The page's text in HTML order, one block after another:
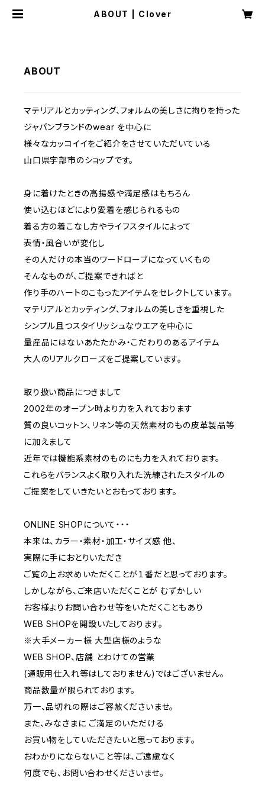
ABOUT | Clover
ABOUT
マテリアルとカッティング、フォルムの美しさに拘りを持った
ジャパンブランドのwear を中心に
様々なカッコイイをご紹介をさせていただいている
山口県宇部市のショップです。
身に着けたときの高揚感や満足感はもちろん
使い込むほどにより愛着を感じられるもの
着る方の着こなし方やライフスタイルによって
表情・風合いが変化し
その人だけの本当のワードローブになっていくもの
そんなものが、ご提案できればと
作り手のハートのこもったアイテムをセレクトしています。
マテリアルとカッティング、フォルムの美しさを重視した
シンプル且つスタイリッシュなウエアを中心に
量産品にはないあたたかみ・こだわりのあるアイテム
大人のリアルクローズをご提案しています。
取り扱い商品につきまして
2002年のオープン時より力を入れております
質の良いコットン、リネン等の天然素材のもの皮革製品等
に加えまして
近年では機能系素材のものにも力を入れております。
これらをバランスよく取り入れた洗練されたスタイルの
ご提案をしていきたいとおもっております。
ONLINE SHOPについて・・・
本来は、カラー・素材・加工・サイズ感 他、
実際に手におとりいただき
ご覧の上お求めいただくことが１番だと思っております。
しかしながら、ご来店いただくことが むずかしい
お客様よりお問い合わせ等をいただくこともあり
WEB SHOPを開設いたしております。
※大手メーカー様 大型店様のような
WEB SHOP、店舗 とわけての営業
(通販用仕入れ等はしておりません)ではございません。
商品数量が限られております。
万一、品切れの際はご容赦くださいませ。
また、みなさまに ご満足のいただける
お買い物をしていただきたいと思っております。
おわかりにならないこと等は、ご遠慮なく
何度でも、お問い合わせくださいませ。